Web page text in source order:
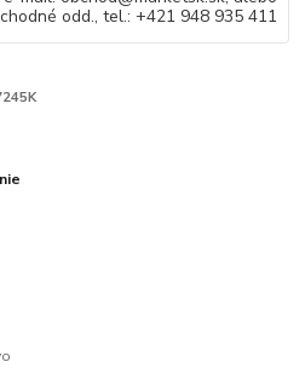
odd., tel.: +421 948 935 411